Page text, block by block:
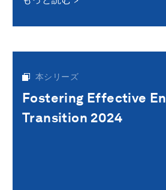
本シリーズ
Fostering Effective
Transition 2024